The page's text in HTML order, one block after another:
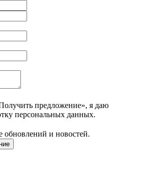
предложение», я даю
персональных данных.
обновлений и новостей.